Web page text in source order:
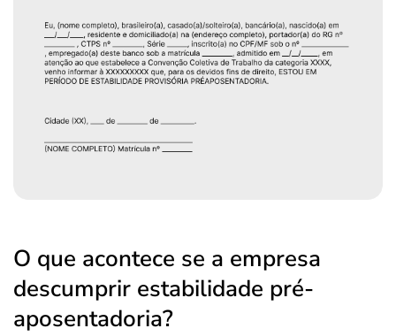
O que acontece se a empresa
descumprir estabilidade pré-
aposentadoria?